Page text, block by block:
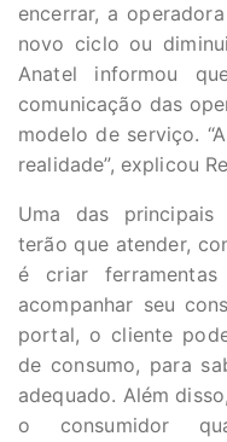
encerrar, a
novo ciclo ou
Anatel informou
comunicação das
modelo de serviço.
realidade”, explicou
Uma das principais
terão que atender,
é criar
acompanhar seu
portal, o cliente
de consumo, para
adequado. Além
o consumidor